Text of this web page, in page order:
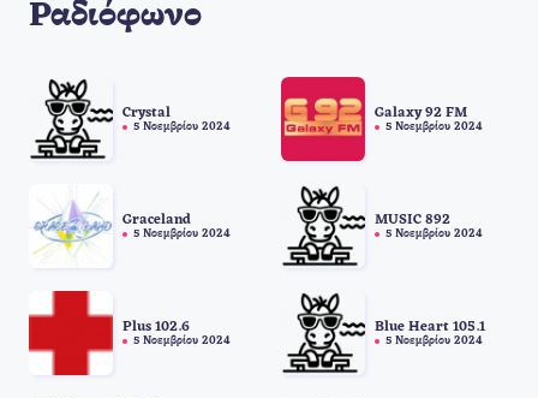
Ραδιόφωνο
Crystal
5 Νοεμβρίου 2024
Galaxy 92 FM
5 Νοεμβρίου 2024
Graceland
5 Νοεμβρίου 2024
MUSIC 892
5 Νοεμβρίου 2024
Plus 102.6
5 Νοεμβρίου 2024
Blue Heart 105.1
5 Νοεμβρίου 2024